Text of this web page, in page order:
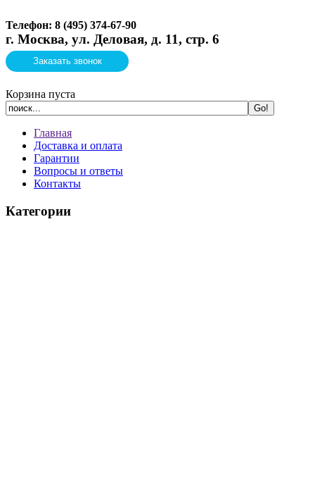
Телефон: 8 (495) 374-67-90
г. Москва, ул. Деловая, д. 11, стр. 6
Заказать звонок
Корзина пуста
Главная
Доставка и оплата
Гарантии
Вопросы и ответы
Контакты
Категории